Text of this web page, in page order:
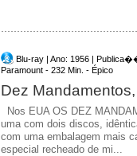
Blu-ray | Ano: 1956 |
Paramount - 232 Min. - Épico
Dez
Nos EUA OS DEZ
uma com dois discos,
com uma embalagem mais
especial recheado de mi...